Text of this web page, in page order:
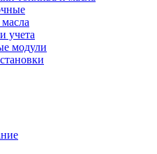
учета
модули